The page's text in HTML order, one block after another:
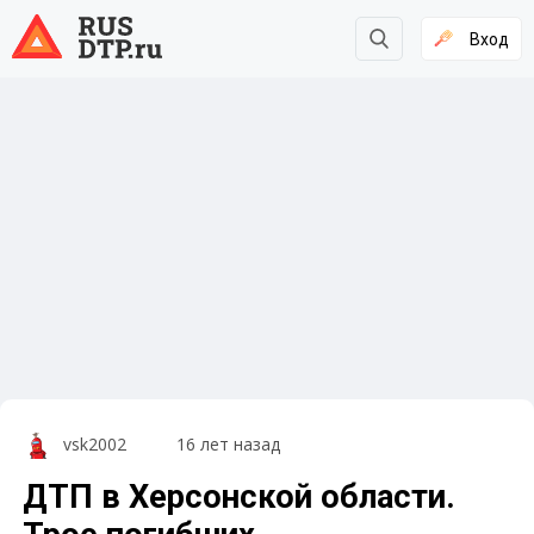
Вход
vsk2002 16 лет назад
ДТП в Херсонской области.